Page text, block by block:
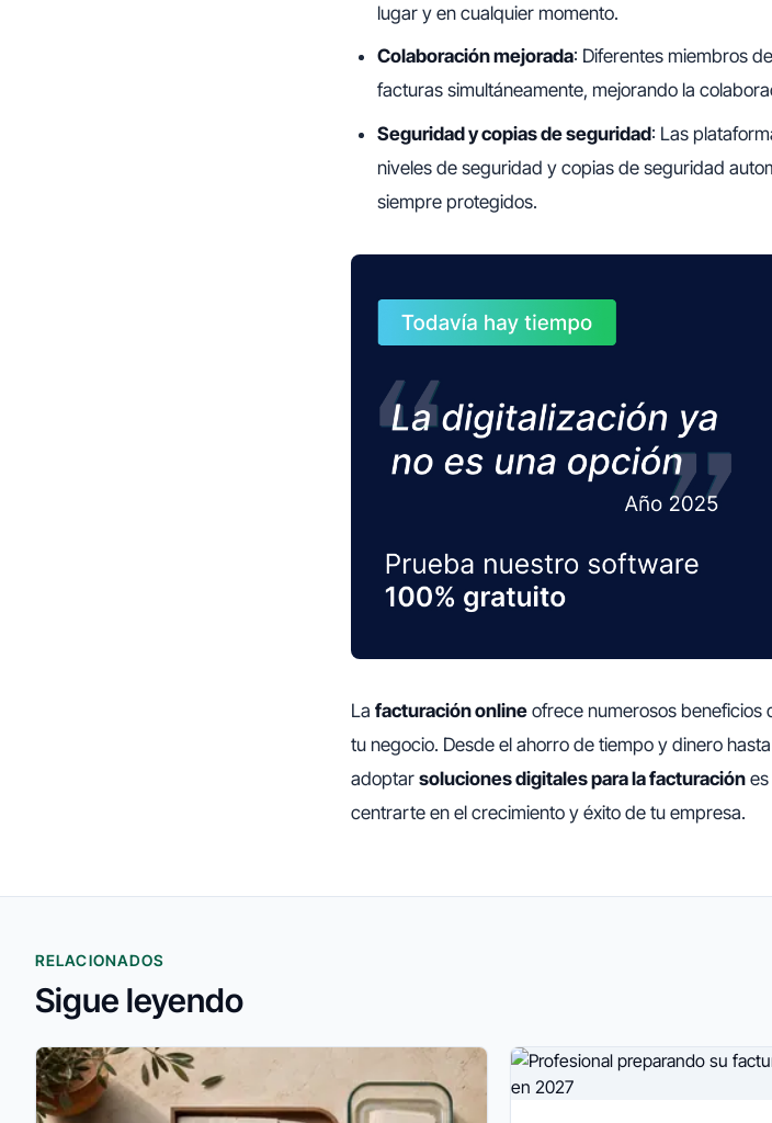
lugar y en cualquier momento.
Colaboración mejorada: Diferentes miembros
facturas simultáneamente, mejorando la
Seguridad y copias de seguridad: Las
niveles de seguridad y copias de seguridad
siempre protegidos.
La facturación online ofrece numerosos beneficios
tu negocio. Desde el ahorro de tiempo y dinero
adoptar soluciones digitales para la facturación
centrarte en el crecimiento y éxito de tu empresa.
RELACIONADOS
Sigue leyendo